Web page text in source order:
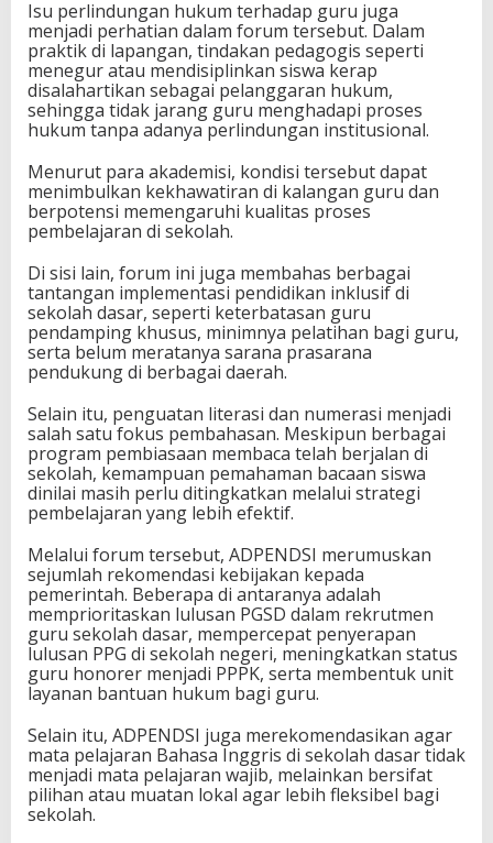
Isu perlindungan hukum terhadap guru juga
menjadi perhatian dalam forum tersebut. Dalam
praktik di lapangan, tindakan pedagogis seperti
menegur atau mendisiplinkan siswa kerap
disalahartikan sebagai pelanggaran hukum,
sehingga tidak jarang guru menghadapi proses
hukum tanpa adanya perlindungan institusional.
Menurut para akademisi, kondisi tersebut dapat
menimbulkan kekhawatiran di kalangan guru dan
berpotensi memengaruhi kualitas proses
pembelajaran di sekolah.
Di sisi lain, forum ini juga membahas berbagai
tantangan implementasi pendidikan inklusif di
sekolah dasar, seperti keterbatasan guru
pendamping khusus, minimnya pelatihan bagi guru,
serta belum meratanya sarana prasarana
pendukung di berbagai daerah.
Selain itu, penguatan literasi dan numerasi menjadi
salah satu fokus pembahasan. Meskipun berbagai
program pembiasaan membaca telah berjalan di
sekolah, kemampuan pemahaman bacaan siswa
dinilai masih perlu ditingkatkan melalui strategi
pembelajaran yang lebih efektif.
Melalui forum tersebut, ADPENDSI merumuskan
sejumlah rekomendasi kebijakan kepada
pemerintah. Beberapa di antaranya adalah
memprioritaskan lulusan PGSD dalam rekrutmen
guru sekolah dasar, mempercepat penyerapan
lulusan PPG di sekolah negeri, meningkatkan status
guru honorer menjadi PPPK, serta membentuk unit
layanan bantuan hukum bagi guru.
Selain itu, ADPENDSI juga merekomendasikan agar
mata pelajaran Bahasa Inggris di sekolah dasar tidak
menjadi mata pelajaran wajib, melainkan bersifat
pilihan atau muatan lokal agar lebih fleksibel bagi
sekolah.